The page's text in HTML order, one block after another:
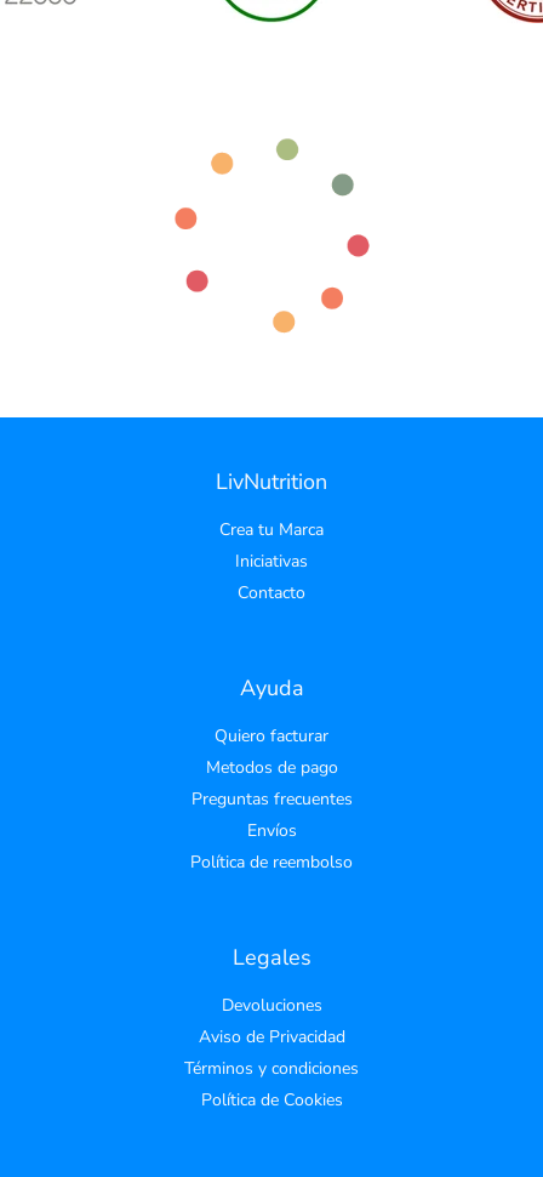
LivNutrition
Crea tu Marca
Iniciativas
Contacto
Ayuda
Quiero facturar
Metodos de pago
Preguntas frecuentes
Envíos
Política de reembolso
Legales
Devoluciones
Aviso de Privacidad
Términos y condiciones
Política de Cookies